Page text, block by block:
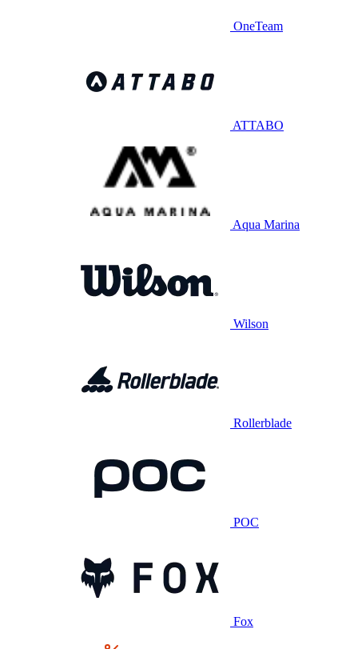
OneTeam
ATTABO
Aqua Marina
Wilson
Rollerblade
POC
Fox